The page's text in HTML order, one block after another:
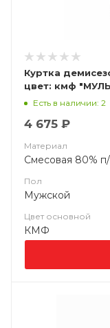
Куртка
цвет: кмф
Есть в наличии: 2
4 675 ₽
Материал
Смесовая 80%
Пол
Мужской
Цвет основной
КМФ